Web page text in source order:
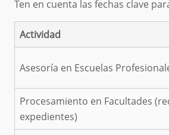
Ten en cuenta las fechas clave
Actividad
Asesoría en Escuelas
Procesamiento en Facultades
expedientes)